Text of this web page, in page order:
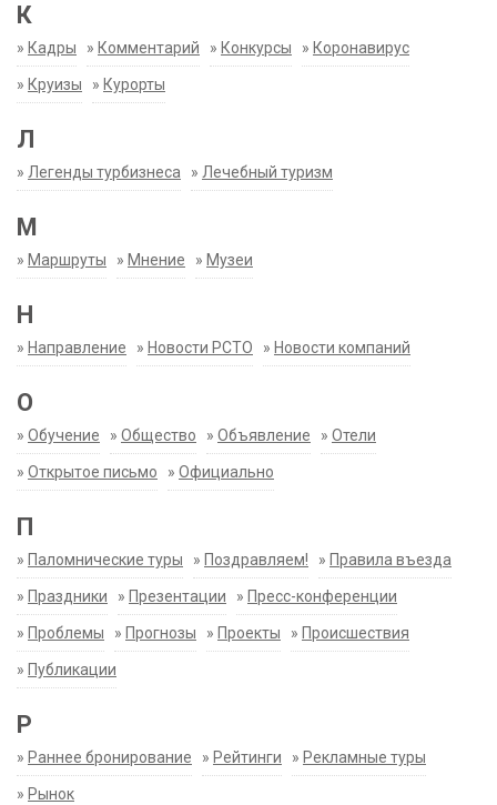
К
» Кадры » Комментарий » Конкурсы » Коронавирус
» Круизы » Курорты
Л
» Легенды турбизнеса » Лечебный туризм
М
» Маршруты » Мнение » Музеи
Н
» Направление » Новости РСТО » Новости компаний
О
» Обучение » Общество » Объявление » Отели
» Открытое письмо » Официально
П
» Паломнические туры » Поздравляем! » Правила въезда
» Праздники » Презентации » Пресс-конференции
» Проблемы » Прогнозы » Проекты » Происшествия
» Публикации
Р
» Раннее бронирование » Рейтинги » Рекламные туры
» Рынок